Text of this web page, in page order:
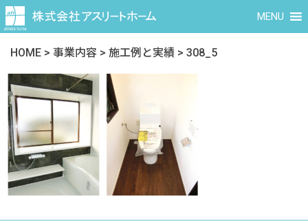
MENU
HOME > 事業内容 > 施工例と実績 > 308_5